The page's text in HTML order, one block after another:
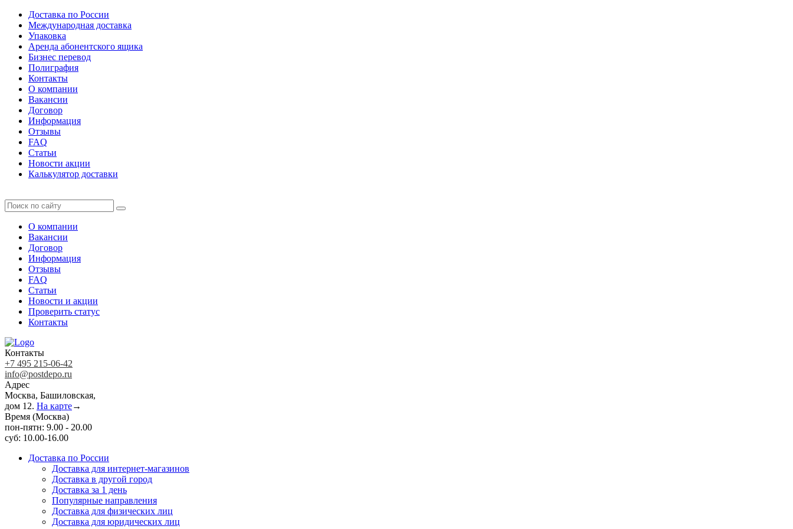
Доставка по России
Международная доставка
Упаковка
Аренда абонентского ящика
Бизнес перевод
Полиграфия
Контакты
О компании
Вакансии
Договор
Информация
Отзывы
FAQ
Статьи
Новости акции
Калькулятор доставки
О компании
Вакансии
Договор
Информация
Отзывы
FAQ
Статьи
Новости и акции
Проверить статус
Контакты
Контакты
+7 495 215-06-42
info@postdepo.ru
Адрес
Москва, Башиловская,
дом 12. На карте→
Время (Москва)
пон-пятн: 9.00 - 20.00
суб: 10.00-16.00
Доставка по России
Доставка для интернет-магазинов
Доставка в другой город
Доставка за 1 день
Популярные направления
Доставка для физических лиц
Доставка для юридических лиц